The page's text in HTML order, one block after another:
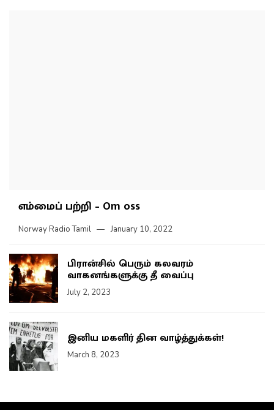
எம்மைப் பற்றி – Om oss
Norway Radio Tamil January 10, 2022
பிரான்சில் பெரும் கலவரம்
வாகனங்களுக்கு தீ வைப்பு
July 2, 2023
இனிய மகளிர் தின வாழ்த்துக்கள்!
March 8, 2023